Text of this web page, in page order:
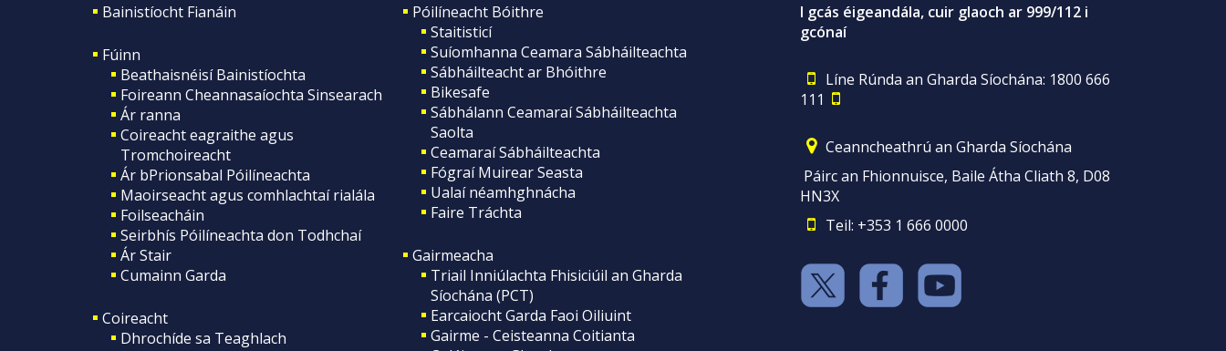
Bainistíocht Fianáin
Fúinn
Beathaisnéisí Bainistíochta
Foireann Cheannasaíochta Sinsearach
Ár ranna
Coireacht eagraithe agus
Tromchoireacht
Ár bPrionsabal Póilíneachta
Maoirseacht agus comhlachtaí rialála
Foilseacháin
Seirbhís Póilíneachta don Todhchaí
Ár Stair
Cumainn Garda
Coireacht
Dhrochíde sa Teaghlach
Póilíneacht Bóithre
Staitisticí
Suíomhanna Ceamara Sábháilteachta
Sábháilteacht ar Bhóithre
Bikesafe
Sábhálann Ceamaraí Sábháilteachta
Saolta
Ceamaraí Sábháilteachta
Fógraí Muirear Seasta
Ualaí néamhghnácha
Faire Tráchta
Gairmeacha
Triail Inniúlachta Fhisiciúil an Gharda
Síochána (PCT)
Earcaiocht Garda Faoi Oiliuint
Gairme - Ceisteanna Coitianta
I gcás éigeandála, cuir glaoch ar 999/112 i
gcónaí
Líne Rúnda an Gharda Síochána: 1800 666
111
Ceanncheathrú an Gharda Síochána
Páirc an Fhionnuisce, Baile Átha Cliath 8, D08
HN3X
Teil: +353 1 666 0000